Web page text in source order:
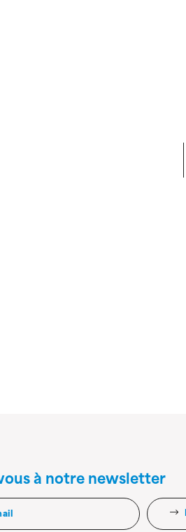
à notre newsletter